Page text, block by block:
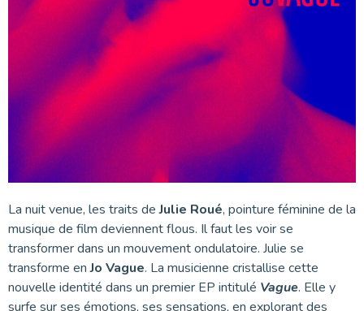
La nuit venue, les traits deJulie Roué, pointure féminine de la
musique de film deviennent flous. Il faut les voir se
transformer dans un mouvement ondulatoire. Julie se
transforme enJo Vague. La musicienne cristallise cette
nouvelle identité dans un premier EP intitulé Vague. Elle y
surfe sur ses émotions, ses sensations, en explorant des